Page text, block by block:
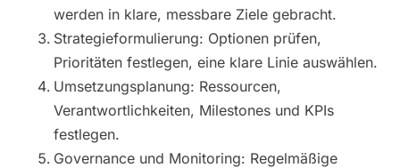
werden in klare, messbare Ziele gebracht.
Strategieformulierung: Optionen prüfen,
Prioritäten festlegen, eine klare Linie auswählen.
Umsetzungsplanung: Ressourcen,
Verantwortlichkeiten, Milestones und KPIs
festlegen.
Governance und Monitoring: Regelmäßige